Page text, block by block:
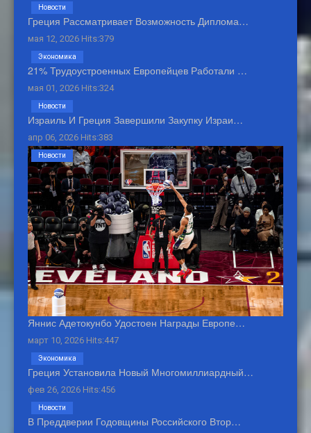
Греция Рассматривает Возможность Диплома…
мая 12, 2026 Hits:379
Новости
21% Трудоустроенных Европейцев Работали …
мая 01, 2026 Hits:324
Экономика
Израиль И Греция Завершили Закупку Израи…
апр 06, 2026 Hits:383
Новости
Яннис Адетокунбо Удостоен Награды Европе…
март 10, 2026 Hits:447
Новости
Греция Установила Новый Многомиллиардный…
фев 26, 2026 Hits:456
Экономика
В Преддверии Годовщины Российского Втор…
Новости